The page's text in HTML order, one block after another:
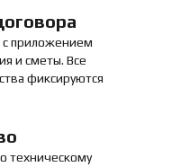
приложением
и сметы. Все
фиксируются
техническому